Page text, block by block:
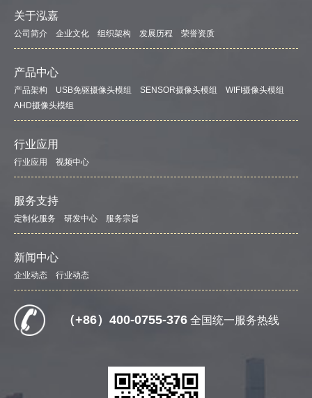
关于泓嘉
公司简介 企业文化 组织架构 发展历程 荣誉资质
产品中心
产品架构 USB免驱摄像头模组 SENSOR摄像头模组
WIFI摄像头模组
AHD摄像头模组
行业应用
行业应用 视频中心
服务支持
定制化服务 研发中心 服务宗旨
新闻中心
企业动态 行业动态
（+86）400-0755-376 全国统一服务热线